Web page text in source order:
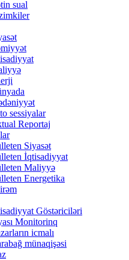
sual
sessiyalar
Reportaj
Siyasət
İqtisadiyyat
Maliyyə
Energetika
Göstəriciləri
Monitorinq
icmalı
münaqişəsi